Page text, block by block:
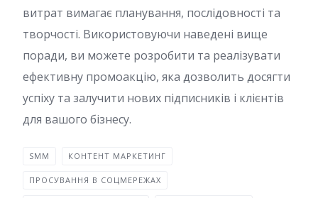
витрат вимагає планування, послідовності та
творчості. Використовуючи наведені вище
поради, ви можете розробити та реалізувати
ефективну промоакцію, яка дозволить досягти
успіху та залучити нових підписників і клієнтів
для вашого бізнесу.
SMM КОНТЕНТ МАРКЕТИНГ
ПРОСУВАННЯ В СОЦМЕРЕЖАХ